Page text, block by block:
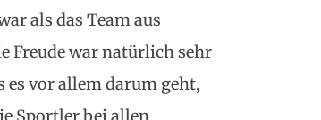
als das Team aus
Freude war natürlich sehr
es vor allem darum geht,